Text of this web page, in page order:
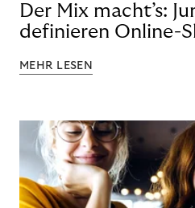
Der Mix macht’s:
definieren Online-
MEHR LESEN